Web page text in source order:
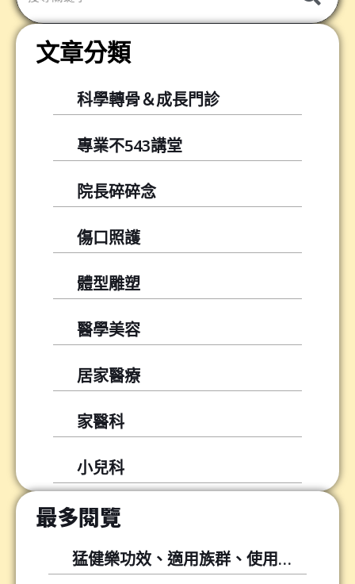
文章分類
科學轉骨＆成長門診
專業不543講堂
院長碎碎念
傷口照護
體型雕塑
醫學美容
居家醫療
家醫科
小兒科
最多閱覽
猛健樂功效、適用族群、使用方式與常見問題